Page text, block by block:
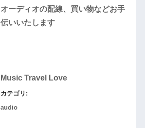
オーディオの配線、買い物などお手
伝いいたします
Music Travel Love
カテゴリ:
audio